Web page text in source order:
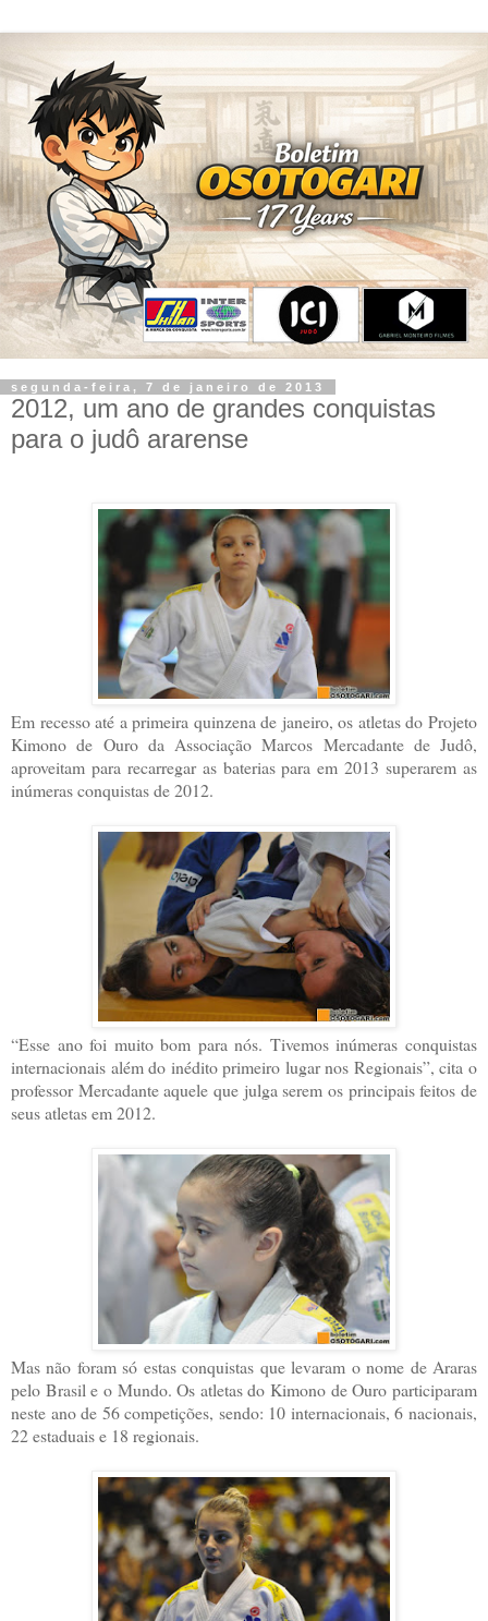
segunda-feira, 7 de janeiro de 2013
2012, um ano de grandes conquistas
para o judô ararense
Em recesso até a primeira quinzena de janeiro, os atletas do Projeto
Kimono de Ouro da Associação Marcos Mercadante de Judô,
aproveitam para recarregar as baterias para em 2013 superarem as
inúmeras conquistas de 2012.
“Esse ano foi muito bom para nós. Tivemos inúmeras conquistas
internacionais além do inédito primeiro lugar nos Regionais”, cita o
professor Mercadante aquele que julga serem os principais feitos de
seus atletas em 2012.
Mas não foram só estas conquistas que levaram o nome de Araras
pelo Brasil e o Mundo. Os atletas do Kimono de Ouro participaram
neste ano de 56 competições, sendo: 10 internacionais, 6 nacionais,
22 estaduais e 18 regionais.